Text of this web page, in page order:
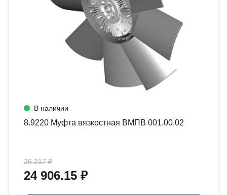
В наличии
8.9220 Муфта вязкостная ВМПВ 001.00.02
26 217 ₽
24 906.15 ₽